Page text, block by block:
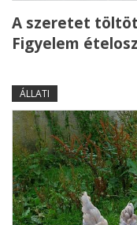
A szeretet
Figyelem
ÁLLATI